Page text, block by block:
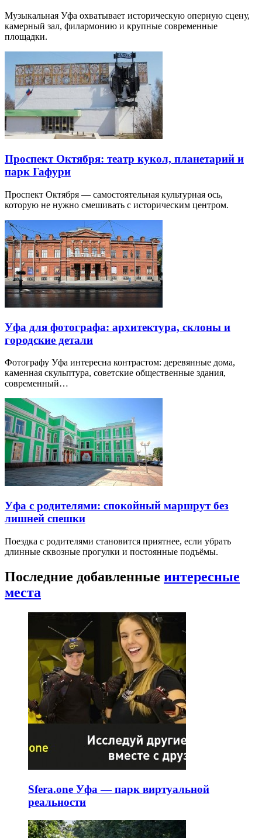
Музыкальная Уфа охватывает историческую оперную сцену,
камерный зал, филармонию и крупные современные
площадки.
Проспект Октября: театр кукол, планетарий и
парк Гафури
Проспект Октября — самостоятельная культурная ось,
которую не нужно смешивать с историческим центром.
Уфа для фотографа: архитектура, склоны и
городские детали
Фотографу Уфа интересна контрастом: деревянные дома,
каменная скульптура, советские общественные здания,
современный…
Уфа с родителями: спокойный маршрут без
лишней спешки
Поездка с родителями становится приятнее, если убрать
длинные сквозные прогулки и постоянные подъёмы.
Последние добавленные интересные
места
Sfera.one Уфа — парк виртуальной
реальности